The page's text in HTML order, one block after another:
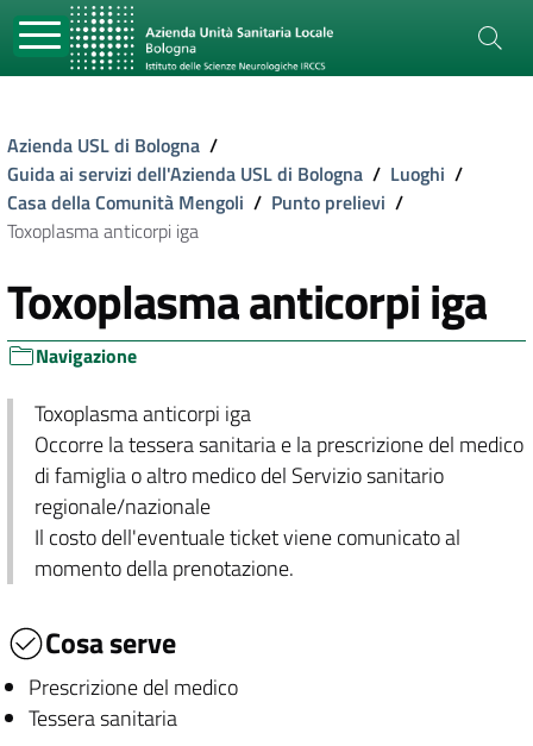
Azienda USL di Bologna /
Guida ai servizi dell'Azienda USL di Bologna / Luoghi /
Casa della Comunità Mengoli / Punto prelievi /
Toxoplasma anticorpi iga
Toxoplasma anticorpi iga
Navigazione
Toxoplasma anticorpi iga
Occorre la tessera sanitaria e la prescrizione del medico
di famiglia o altro medico del Servizio sanitario
regionale/nazionale
Il costo dell'eventuale ticket viene comunicato al
momento della prenotazione.
Cosa serve
Prescrizione del medico
Tessera sanitaria